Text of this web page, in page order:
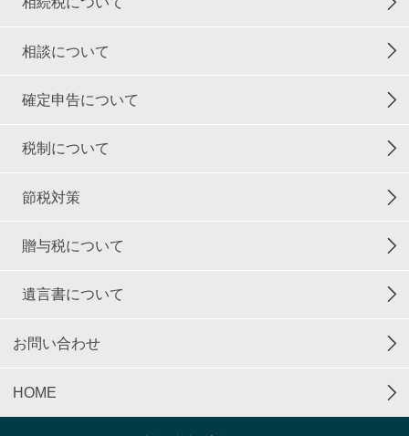
相談について
確定申告について
税制について
節税対策
贈与税について
遺言書について
お問い合わせ
HOME